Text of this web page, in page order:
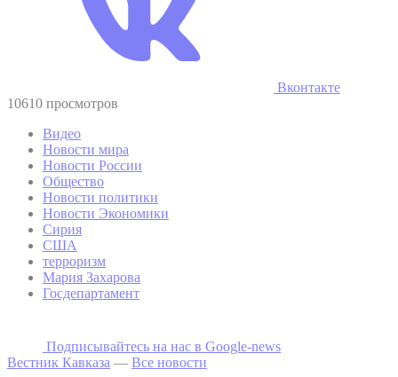
Вконтакте
10610 просмотров
Видео
Новости мира
Новости России
Общество
Новости политики
Новости Экономики
Сирия
США
терроризм
Мария Захарова
Госдепартамент
Подписывайтесь на наc в Google-news
Вестник Кавказа — Все новости